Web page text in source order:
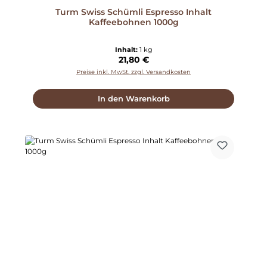
Turm Swiss Schümli Espresso Inhalt
Kaffeebohnen 1000g
Inhalt: 1 kg
Regulärer Preis:
21,80 €
Preise inkl. MwSt. zzgl. Versandkosten
In den Warenkorb